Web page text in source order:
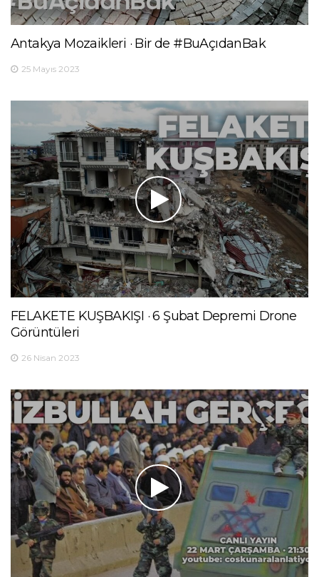
Antakya Mozaikleri · Bir de #BuAçıdanBak
25 Mayıs 2023
FELAKETE KUŞBAKIŞI · 6 Şubat Depremi Drone
Görüntüleri
26 Nisan 2023